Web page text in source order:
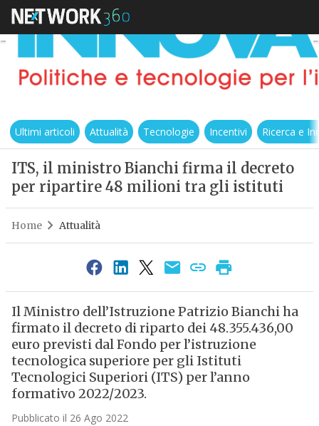
Ultimi articoli Attualità Tecnologie Incentivi Ricerca e
ITS, il ministro Bianchi firma il decreto
per ripartire 48 milioni tra gli istituti
Home Attualità
Il Ministro dell’Istruzione Patrizio Bianchi ha
firmato il decreto di riparto dei 48.355.436,00
euro previsti dal Fondo per l’istruzione
tecnologica superiore per gli Istituti
Tecnologici Superiori (ITS) per l’anno
formativo 2022/2023.
Pubblicato il 26 Ago 2022